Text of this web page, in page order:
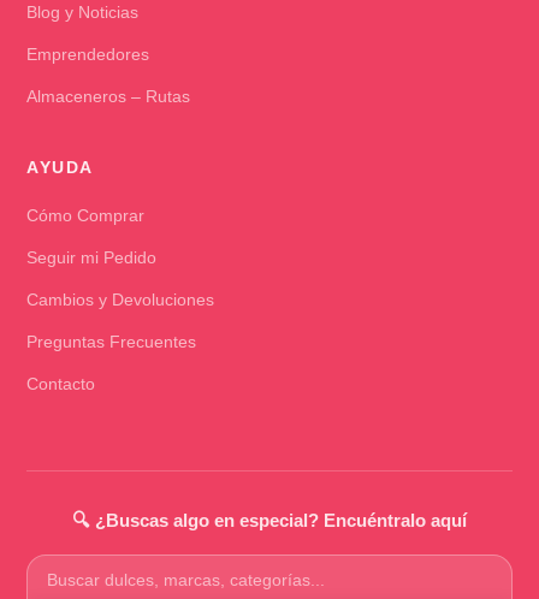
Blog y Noticias
Emprendedores
Almaceneros – Rutas
AYUDA
Cómo Comprar
Seguir mi Pedido
Cambios y Devoluciones
Preguntas Frecuentes
Contacto
🔍 ¿Buscas algo en especial? Encuéntralo aquí
Buscar